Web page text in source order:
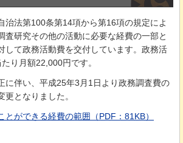
治法第100条第14項から第16項の規定によ
査研究その他の活動に必要な経費の一部と
して政務活動費を交付しています。政務活
り月額22,000円です。
に伴い、平成25年3月1日より政務調査費の
となりました。
とができる経費の範囲（PDF：81KB）